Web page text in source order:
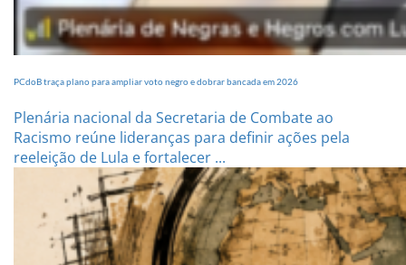
PCdoB traça plano para ampliar voto negro e dobrar bancada em 2026
Plenária nacional da Secretaria de Combate ao
Racismo reúne lideranças para definir ações pela
reeleição de Lula e fortalecer ...